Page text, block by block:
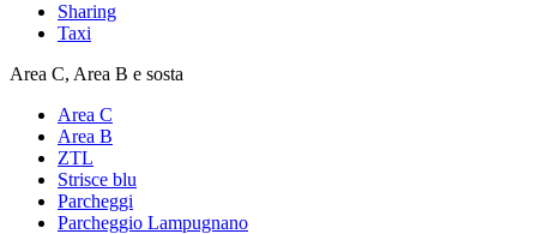
Sharing
Taxi
Area C, Area B e sosta
Area C
Area B
ZTL
Strisce blu
Parcheggi
Parcheggio Lampugnano